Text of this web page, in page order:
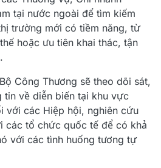
tại nước ngoài để tìm kiếm
trường mới có tiềm năng, từ
hoặc ưu tiên khai thác, tận
Công Thương sẽ theo dõi sát,
tin về diễn biến tại khu vực
với các Hiệp hội, nghiên cứu
các tổ chức quốc tế để có khả
với các tình huống tương tự